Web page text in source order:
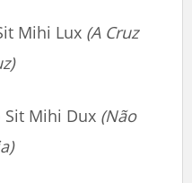
Mihi Lux (A Cruz
Sit Mihi Dux (Não